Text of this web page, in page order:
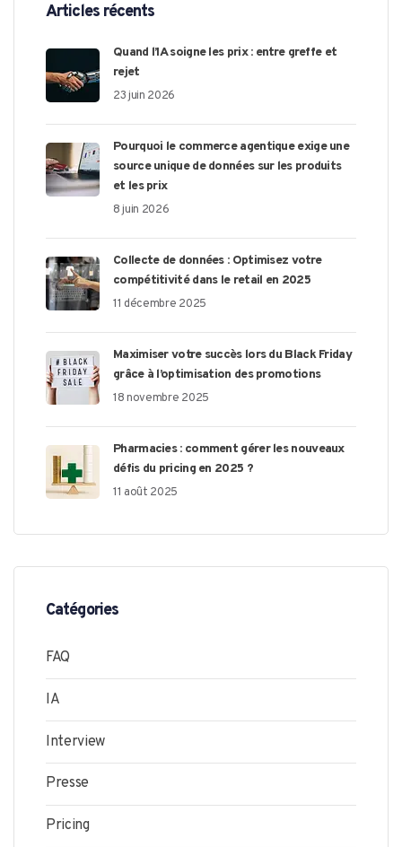
Articles récents
Quand l’IA soigne les prix : entre greffe et
rejet
23 juin 2026
Pourquoi le commerce agentique exige une
source unique de données sur les produits
et les prix
8 juin 2026
Collecte de données : Optimisez votre
compétitivité dans le retail en 2025
11 décembre 2025
Maximiser votre succès lors du Black Friday
grâce à l’optimisation des promotions
18 novembre 2025
Pharmacies : comment gérer les nouveaux
défis du pricing en 2025 ?
11 août 2025
Catégories
FAQ
IA
Interview
Presse
Pricing